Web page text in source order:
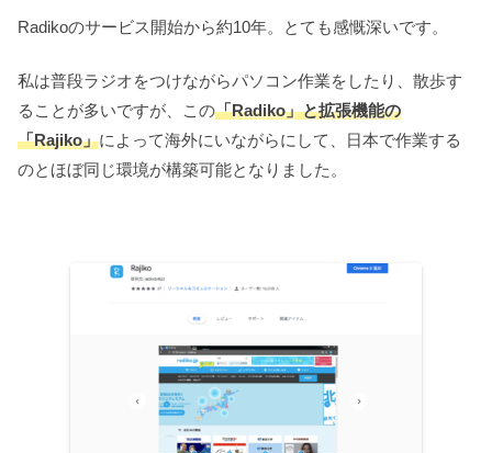
Radikoのサービス開始から約10年。とても感慨深いです。
私は普段ラジオをつけながらパソコン作業をしたり、散歩す
ることが多いですが、この「Radiko」と拡張機能の
「Rajiko」によって海外にいながらにして、日本で作業する
のとほぼ同じ環境が構築可能となりました。